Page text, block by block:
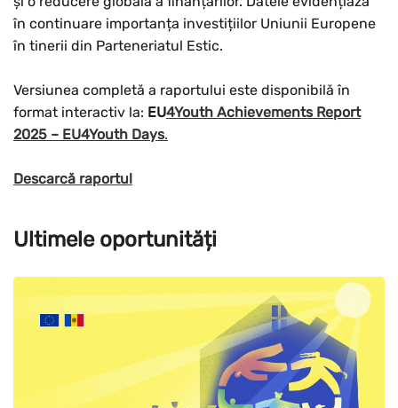
în continuare importanța investițiilor Uniunii Europene
în tinerii din Parteneriatul Estic.
Versiunea completă a raportului este disponibilă în
format interactiv la: EU4Youth Achievements Report
2025 – EU4Youth Days.
Descarcă raportul
Ultimele oportunități